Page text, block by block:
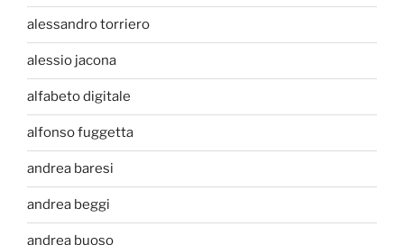
alessandro torriero
alessio jacona
alfabeto digitale
alfonso fuggetta
andrea baresi
andrea beggi
andrea buoso